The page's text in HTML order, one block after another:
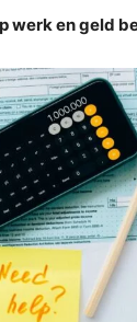
werk en geld